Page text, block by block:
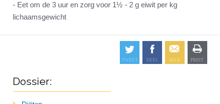
- Eet om de 3 uur en zorg voor 1½ - 2 g eiwit per kg
lichaamsgewicht
Dossier: